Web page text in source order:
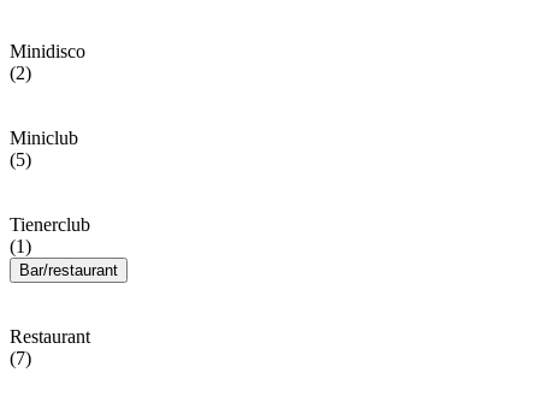
Minidisco
(2)
Miniclub
(5)
Tienerclub
(1)
Bar/restaurant
Restaurant
(7)